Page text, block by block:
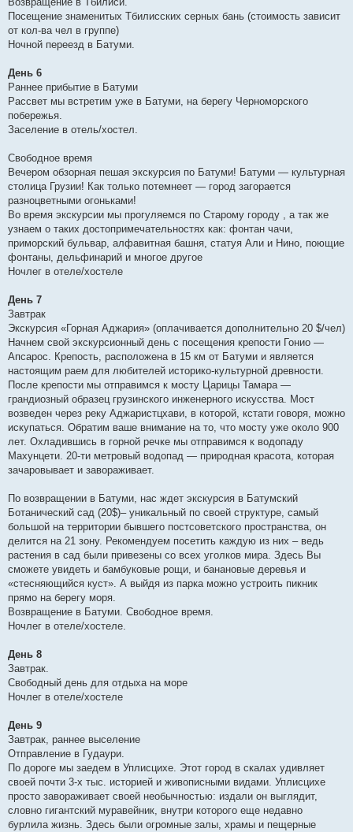
Посещение знаменитых Тбилисских серных бань (стоимость зависит
от кол-ва чел в группе)
Ночной переезд в Батуми.
День 6
Раннее прибытие в Батуми
Рассвет мы встретим уже в Батуми, на берегу Черноморского
побережья.
Заселение в отель/хостел.
Свободное время
Вечером обзорная пешая экскурсия по Батуми! Батуми — культурная
столица Грузии! Как только потемнеет — город загорается
разноцветными огоньками!
Во время экскурсии мы прогуляемся по Старому городу , а так же
узнаем о таких достопримечательностях как: фонтан чачи,
приморский бульвар, алфавитная башня, статуя Али и Нино, поющие
фонтаны, дельфинарий и многое другое
Ночлег в отеле/хостеле
День 7
Завтрак
Экскурсия «Горная Аджария» (оплачивается дополнительно 20 $/чел)
Начнем свой экскурсионный день с посещения крепости Гонио —
Апсарос. Крепость, расположена в 15 км от Батуми и является
настоящим раем для любителей историко-культурной древности.
После крепости мы отправимся к мосту Царицы Тамара —
грандиозный образец грузинского инженерного искусства. Мост
возведен через реку Аджаристцхави, в которой, кстати говоря, можно
искупаться. Обратим ваше внимание на то, что мосту уже около 900
лет. Охладившись в горной речке мы отправимся к водопаду
Махунцети. 20-ти метровый водопад — природная красота, которая
зачаровывает и завораживает.
По возвращении в Батуми, нас ждет экскурсия в Батумский
Ботанический сад (20$)– уникальный по своей структуре, самый
большой на территории бывшего постсоветского пространства, он
делится на 21 зону. Рекомендуем посетить каждую из них – ведь
растения в сад были привезены со всех уголков мира. Здесь Вы
сможете увидеть и бамбуковые рощи, и банановые деревья и
«стесняющийся куст». А выйдя из парка можно устроить пикник
прямо на берегу моря.
Возвращение в Батуми. Свободное время.
Ночлег в отеле/хостеле.
День 8
Завтрак.
Свободный день для отдыха на море
Ночлег в отеле/хостеле
День 9
Завтрак, раннее выселение
Отправление в Гудаури.
По дороге мы заедем в Уплисцихе. Этот город в скалах удивляет
своей почти 3-х тыс. историей и живописными видами. Уплисцихе
просто завораживает своей необычностью: издали он выглядит,
словно гигантский муравейник, внутри которого еще недавно
бурлила жизнь. Здесь были огромные залы, храмы и пещерные